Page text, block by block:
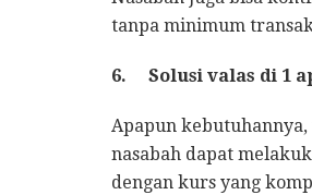
tanpa minimum
6. Solusi valas di 1
Apapun
nasabah dapat
dengan kurs yang